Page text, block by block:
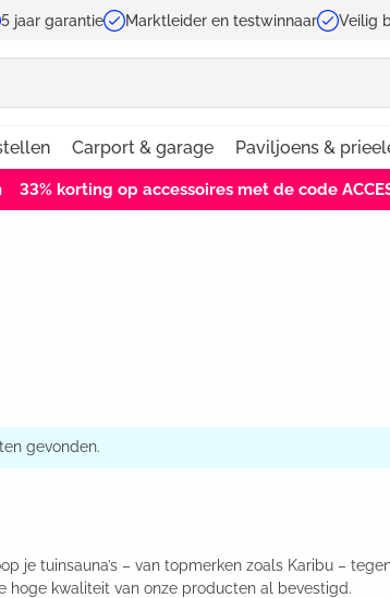
5 jaar garantie Marktleider en testwinnaar Veilig
Carport & garage Paviljoens &
33% korting op accessoires met de code
gevonden.
je tuinsauna’s – van topmerken zoals Karibu –
kwaliteit van onze producten al bevestigd.